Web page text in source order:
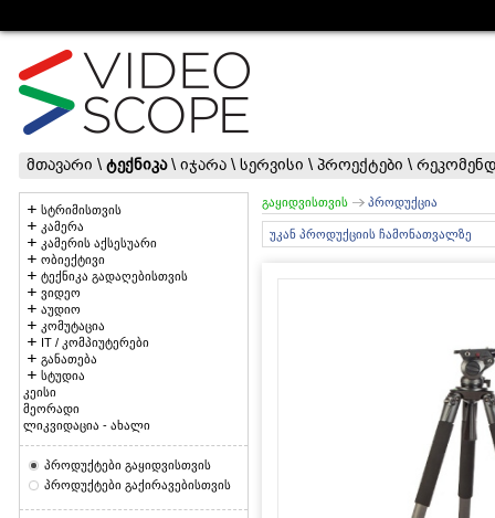
მთავარი \ ტექნიკა\ იჯარა \ სერვისი \ პროექტები \
სტრიმისთვის
კამერა
კამერის აქსესუარი
ობიექტივი
ტექნიკა გადაღებისთვის
ვიდეო
აუდიო
კომუტაცია
IT / კომპიუტერები
განათება
სტუდია
კეისი
მეორადი
ლიკვიდაცია - ახალი
პროდუქტები გაყიდვისთვის
პროდუქტები გაქირავებისთვის
გაყიდვისთვის პროდუქცია
უკან პროდუქციის ჩამონათვალზე